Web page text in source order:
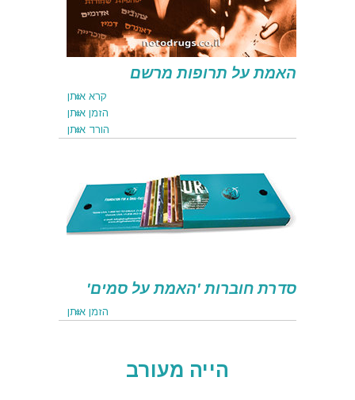
האמת על תרופות מרשם
הזמן אותן
הורד אותן
קרא אותן
הזמן אותן
הורד אותן
סדרת חוברות 'האמת על סמים'
הזמן אותן
הייה מעורב